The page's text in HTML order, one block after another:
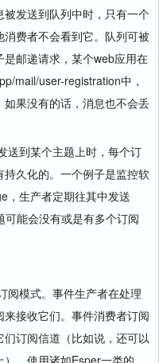
送到队列中时，只有一个
费者不会看到它。队列可被
邮递请求，某个web应用在
mail/user-registration中，
果没有的话，消息也不会丢
到某个主题上时，每个订
久化的。一个例子是监控软
，生产者定期往其中发送
能会没有或是有多个订阅
模式。事件生产者在处理
接收它们。事件消费者订阅
订阅信道（比如说，还可以
。使用诸如Esper一类的